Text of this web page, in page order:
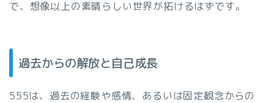
で、想像以上の素晴らしい世界が拓けるはずです。
過去からの解放と自己成長
555は、過去の経験や感情、あるいは固定観念からの